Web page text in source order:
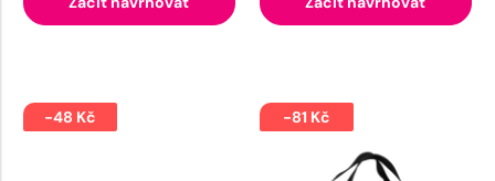
-48 Kč -81 Kč